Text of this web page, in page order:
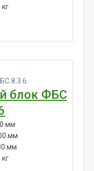
блок ФБС
мм
мм
мм
кг